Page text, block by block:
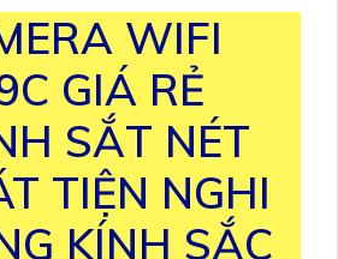
WIFI
GIÁ RẺ
SẮT NÉT
TIỆN NGHI
KÍNH SẮC